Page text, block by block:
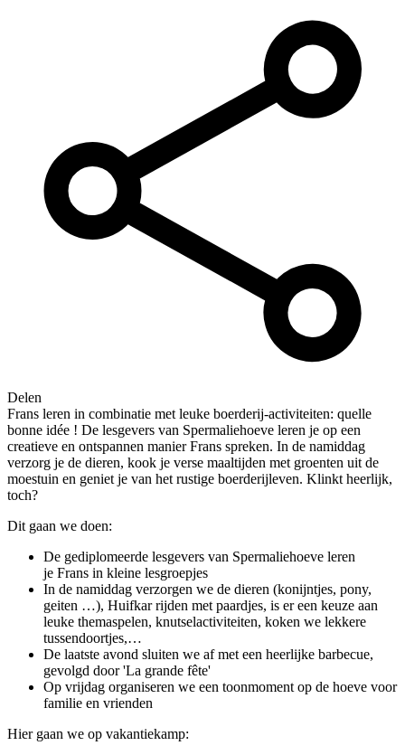
Delen
Frans leren in combinatie met leuke boerderij-activiteiten: quelle
bonne idée ! De lesgevers van Spermaliehoeve leren je op een
creatieve en ontspannen manier Frans spreken. In de namiddag
verzorg je de dieren, kook je verse maaltijden met groenten uit de
moestuin en geniet je van het rustige boerderijleven. Klinkt heerlijk,
toch?
Dit gaan we doen:
De gediplomeerde lesgevers van Spermaliehoeve leren
je Frans in kleine lesgroepjes
In de namiddag verzorgen we de dieren (konijntjes, pony,
geiten …), Huifkar rijden met paardjes, is er een keuze aan
leuke themaspelen, knutselactiviteiten, koken we lekkere
tussendoortjes,…
De laatste avond sluiten we af met een heerlijke barbecue,
gevolgd door 'La grande fête'
Op vrijdag organiseren we een toonmoment op de hoeve voor
familie en vrienden
Hier gaan we op vakantiekamp: